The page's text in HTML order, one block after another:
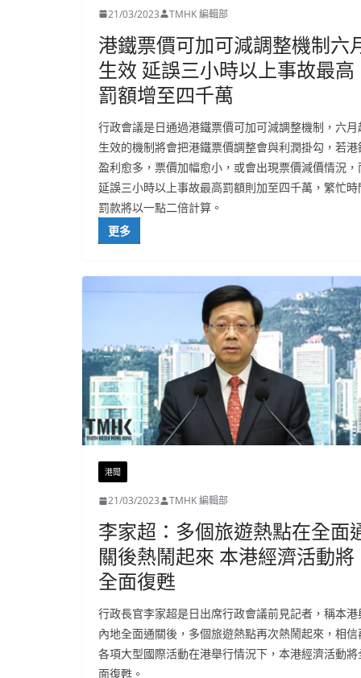
21/03/2023 TMHK 編輯部
港鐵票價可加可減調整機制六
生效 延誤三小時以上事故最高
罰額增至四千萬
行政會議是日通過港鐵票價可加可減調整機制，六月
生效的機制將會把港鐵票價調整會與利潤掛勾，若港
盈利愈多，票價加幅愈小，或會出現票價減價情況，
延誤三小時以上事故最高罰額則加至四千萬，繁忙時
罰款將以一點二倍計算。
更多
港聞
21/03/2023 TMHK 編輯部
李家超：多個旅遊熱點在全面
關後熱鬧起來 本港經濟活動將
全面復甦
行政長官李家超是日出席行政會議前見記者，稱本港
內地全面通關後，多個旅遊熱點再次熱鬧起來，相信
各項大型國際活動在港舉行情況下，本港經濟活動將
面復甦。